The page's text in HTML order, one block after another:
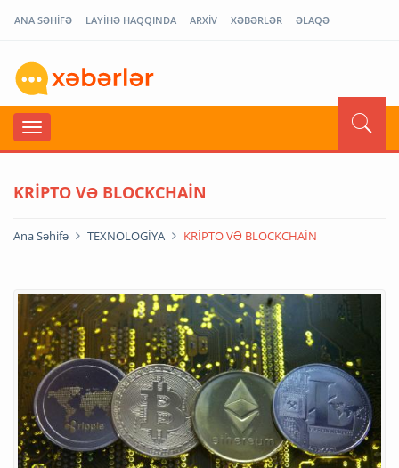
ANA SƏHİFƏ LAYİHƏ HAQQINDA ARXİV XƏBƏRLƏR ƏLAQƏ
KRİPTO VƏ BLOCKCHAİN
Ana Səhifə TEXNOLOGİYA KRİPTO VƏ BLOCKCHAİN